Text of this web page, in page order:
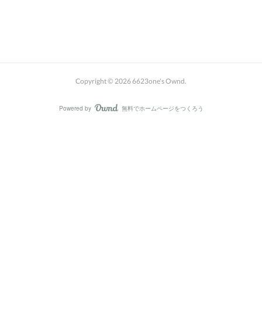
Copyright © 20266623one's Ownd.
Powered by AmebaOwnd
無料でホームページをつくろう